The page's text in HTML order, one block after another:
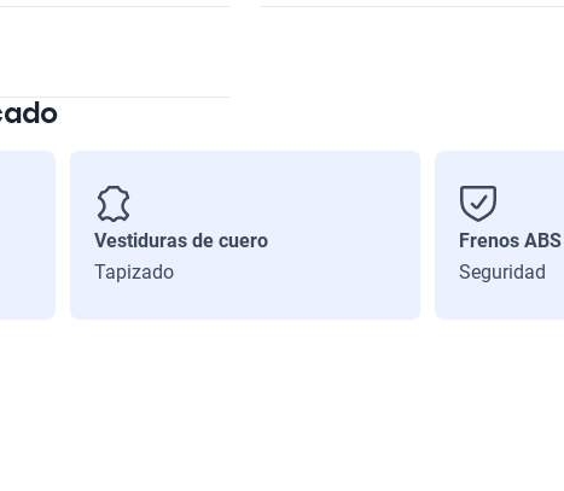
Vestiduras de cuero
Tapizado
Frenos ABS
Seguridad